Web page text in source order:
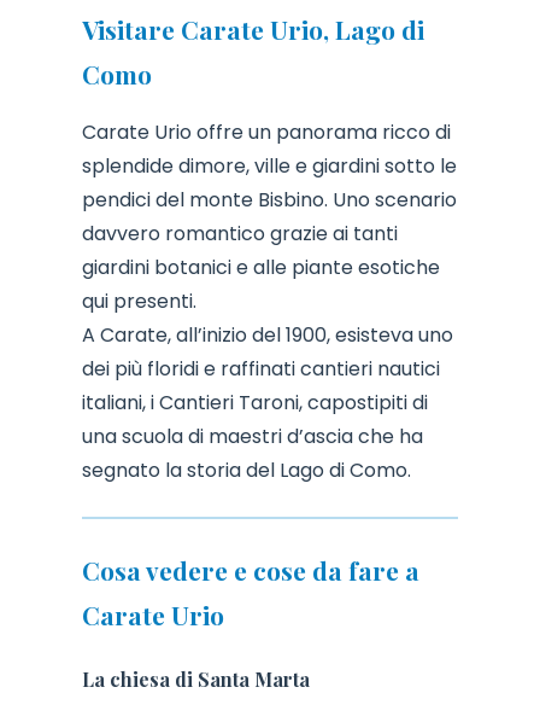
Visitare Carate Urio, Lago di
Como
Carate Urio offre un panorama ricco di
splendide dimore, ville e giardini sotto le
pendici del monte Bisbino. Uno scenario
davvero romantico grazie ai tanti
giardini botanici e alle piante esotiche
qui presenti.
A Carate, all’inizio del 1900, esisteva uno
dei più floridi e raffinati cantieri nautici
italiani, i Cantieri Taroni, capostipiti di
una scuola di maestri d’ascia che ha
segnato la storia del Lago di Como.
Cosa vedere e cose da fare a
Carate Urio
La chiesa di Santa Marta